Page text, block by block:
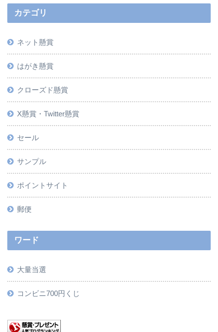
カテゴリ
ネット懸賞
はがき懸賞
クローズド懸賞
X懸賞・Twitter懸賞
セール
サンプル
ポイントサイト
郵便
ワード
大量当選
コンビニ700円くじ